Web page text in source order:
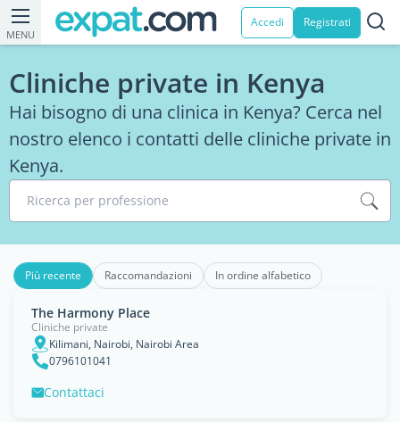
MENU
Accedi Registrati
Cliniche private in Kenya
Hai bisogno di una clinica in Kenya? Cerca nel
nostro elenco i contatti delle cliniche private in
Kenya.
Ricerca per professione
Più recente Raccomandazioni In ordine alfabetico
The Harmony Place
Cliniche private
Kilimani, Nairobi, Nairobi Area
0796101041
Contattaci